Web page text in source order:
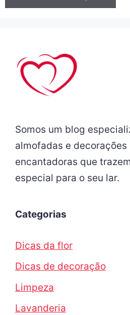
Somos um blog
almofadas e decorações
encantadoras que
especial para o seu lar.
Categorias
Dicas da flor
Dicas de decoração
Limpeza
Lavanderia